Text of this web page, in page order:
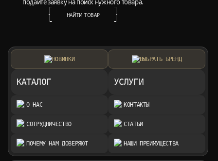
подайте заявку на поиск нужного товара.
НАЙТИ ТОВАР
НОВИНКИ
КАТАЛОГ
О НАС
СОТРУДНИЧЕСТВО
ПОЧЕМУ НАМ ДОВЕРЯЮТ
ВЫБРАТЬ БРЕНД
УСЛУГИ
КОНТАКТЫ
СТАТЬИ
НАШИ ПРЕИМУЩЕСТВА